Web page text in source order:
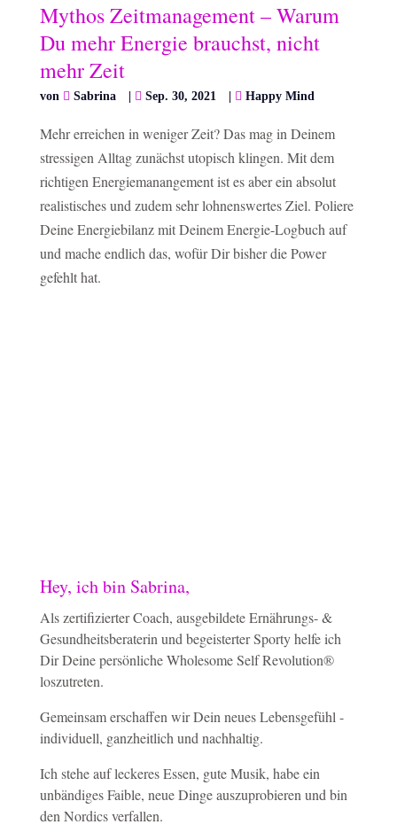
Mythos Zeitmanagement – Warum
Du mehr Energie brauchst, nicht
mehr Zeit
von Sabrina Sep. 30, 2021 Happy Mind
Mehr erreichen in weniger Zeit? Das mag in Deinem
stressigen Alltag zunächst utopisch klingen. Mit dem
richtigen Energiemanangement ist es aber ein absolut
realistisches und zudem sehr lohnenswertes Ziel. Poliere
Deine Energiebilanz mit Deinem Energie-Logbuch auf
und mache endlich das, wofür Dir bisher die Power
gefehlt hat.
Hey, ich bin Sabrina,
Als zertifizierter Coach, ausgebildete Ernährungs- &
Gesundheitsberaterin und begeisterter Sporty helfe ich
Dir Deine persönliche Wholesome Self Revolution®
loszutreten.
Gemeinsam erschaffen wir Dein neues Lebensgefühl -
individuell, ganzheitlich und nachhaltig.
Ich stehe auf leckeres Essen, gute Musik, habe ein
unbändiges Faible, neue Dinge auszuprobieren und bin
den Nordics verfallen.